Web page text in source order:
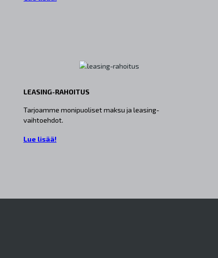
LEASING-RAHOITUS
Tarjoamme monipuoliset maksu ja leasing-
vaihtoehdot.
Lue lisää!